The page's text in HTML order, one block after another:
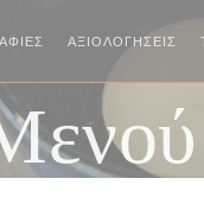
ΑΞΙΟΛΟΓΉΣΕΙΣ